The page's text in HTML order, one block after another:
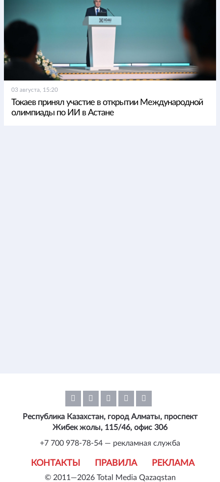
03 августа, 15:20
Токаев принял участие в открытии Международной
олимпиады по ИИ в Астане
© 2011—2026 Total Media Qazaqstan
КОНТАКТЫ ПРАВИЛА РЕКЛАМА
Республика Казахстан, город Алматы, проспект
Жибек жолы, 115/46, офис 306
+7 700 978-78-54 — рекламная служба